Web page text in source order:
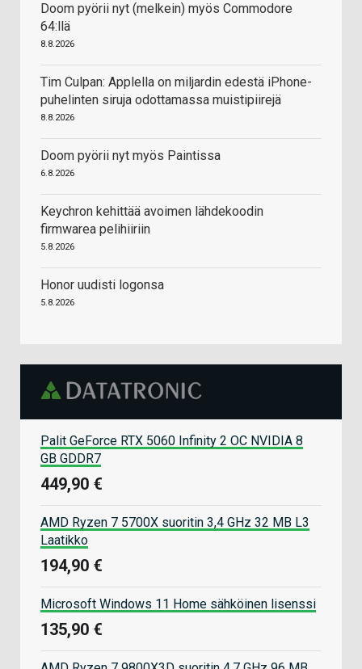
Doom pyörii nyt (melkein) myös Commodore
64:llä
8.8.2026
Tim Culpan: Applella on miljardin edestä iPhone-
puhelinten siruja odottamassa muistipiirejä
8.8.2026
Doom pyörii nyt myös Paintissa
6.8.2026
Keychron kehittää avoimen lähdekoodin
firmwarea pelihiiriin
5.8.2026
Honor uudisti logonsa
5.8.2026
Palit GeForce RTX 5060 Infinity 2 OC NVIDIA 8
GB GDDR7
449,90 €
AMD Ryzen 7 5700X suoritin 3,4 GHz 32 MB L3
Laatikko
194,90 €
Microsoft Windows 11 Home sähköinen lisenssi
135,90 €